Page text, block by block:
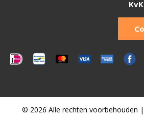
© 2026 Alle rechten voorbehouden |